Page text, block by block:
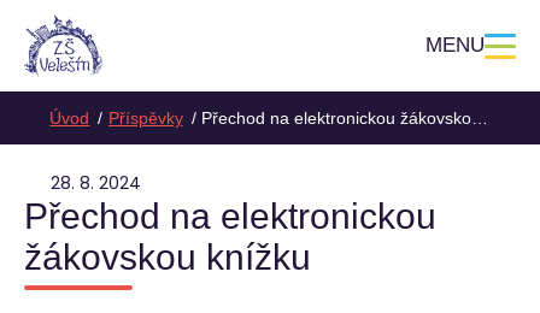
MENU
Úvod Příspěvky Přechod na elektronickou žákovskou knížku
28. 8. 2024
Přechod na elektronickou
žákovskou knížku